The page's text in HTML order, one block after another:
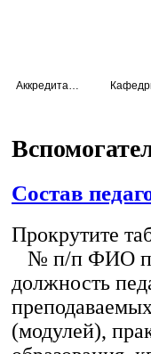
Состав
Прокрутите
№ п/п ФИО
должность
(модулей),